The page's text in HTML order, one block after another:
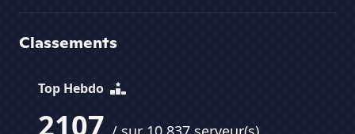
Classements
Top Hebdo
2107